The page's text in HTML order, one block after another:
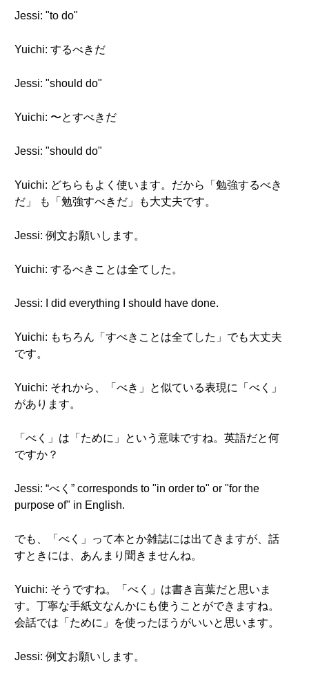
Jessi: "to do"
Yuichi: するべきだ
Jessi: "should do"
Yuichi: 〜とすべきだ
Jessi: "should do"
Yuichi: どちらもよく使います。だから「勉強するべき
だ」 も「勉強すべきだ」も大丈夫です。
Jessi: 例文お願いします。
Yuichi: するべきことは全てした。
Jessi: I did everything I should have done.
Yuichi: もちろん「すべきことは全てした」でも大丈夫
です。
Yuichi: それから、「べき」と似ている表現に「べく」
があります。
「べく」は「ために」という意味ですね。英語だと何
ですか？
Jessi: “べく” corresponds to "in order to" or "for the
purpose of" in English.
でも、「べく」って本とか雑誌には出てきますが、話
すときには、あんまり聞きませんね。
Yuichi: そうですね。「べく」は書き言葉だと思いま
す。丁寧な手紙文なんかにも使うことができますね。
会話では「ために」を使ったほうがいいと思います。
Jessi: 例文お願いします。